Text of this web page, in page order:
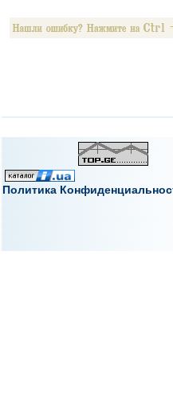
Политика